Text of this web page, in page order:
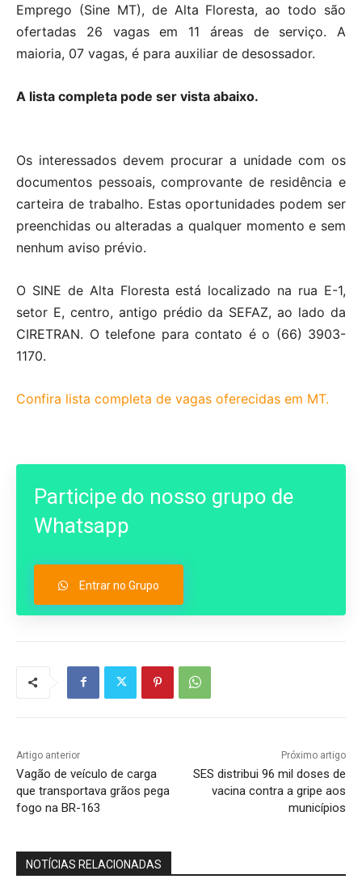
Emprego (Sine MT), de Alta Floresta, ao todo são
ofertadas 26 vagas em 11 áreas de serviço. A
maioria, 07 vagas, é para auxiliar de desossador.
A lista completa pode ser vista abaixo.
Os interessados devem procurar a unidade com os
documentos pessoais, comprovante de residência e
carteira de trabalho. Estas oportunidades podem ser
preenchidas ou alteradas a qualquer momento e sem
nenhum aviso prévio.
O SINE de Alta Floresta está localizado na rua E-1,
setor E, centro, antigo prédio da SEFAZ, ao lado da
CIRETRAN. O telefone para contato é o (66) 3903-
1170.
Confira lista completa de vagas oferecidas em MT.
Participe do nosso grupo de
Whatsapp
Entrar no Grupo
Artigo anterior
Vagão de veículo de carga
que transportava grãos pega
fogo na BR-163
Próximo artigo
SES distribui 96 mil doses de
vacina contra a gripe aos
municípios
NOTÍCIAS RELACIONADAS